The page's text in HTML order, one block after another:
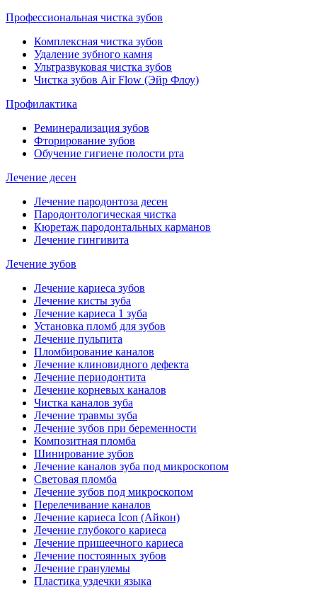
Профессиональная чистка зубов
Комплексная чистка зубов
Удаление зубного камня
Ультразвуковая чистка зубов
Чистка зубов Air Flow (Эйр Флоу)
Профилактика
Реминерализация зубов
Фторирование зубов
Обучение гигиене полости рта
Лечение десен
Лечение пародонтоза десен
Пародонтологическая чистка
Кюретаж пародонтальных карманов
Лечение гингивита
Лечение зубов
Лечение кариеса зубов
Лечение кисты зуба
Лечение кариеса 1 зуба
Установка пломб для зубов
Лечение пульпита
Пломбирование каналов
Лечение клиновидного дефекта
Лечение периодонтита
Лечение корневых каналов
Чистка каналов зуба
Лечение травмы зуба
Лечение зубов при беременности
Композитная пломба
Шинирование зубов
Лечение каналов зуба под микроскопом
Световая пломба
Лечение зубов под микроскопом
Перелечивание каналов
Лечение кариеса Icon (Айкон)
Лечение глубокого кариеса
Лечение пришеечного кариеса
Лечение постоянных зубов
Лечение гранулемы
Пластика уздечки языка